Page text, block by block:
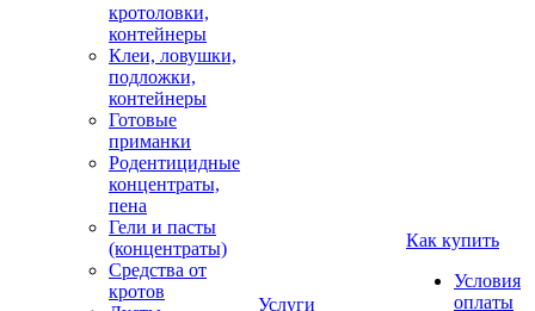
кротоловки,
контейнеры
Клеи, ловушки,
подложки,
контейнеры
Готовые
приманки
Родентицидные
концентраты,
пена
Гели и пасты
(концентраты)
Средства от
кротов
Услуги
Как купить
Условия
оплаты